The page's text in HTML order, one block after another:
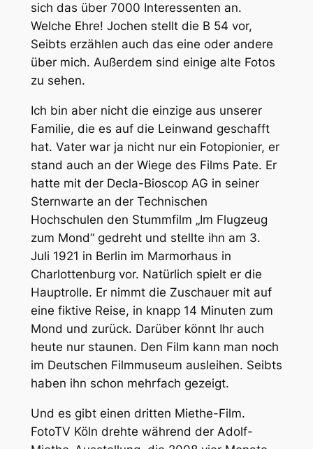
sich das über 7000 Interessenten an.
Welche Ehre! Jochen stellt die B 54 vor,
Seibts erzählen auch das eine oder andere
über mich. Außerdem sind einige alte Fotos
zu sehen.
Ich bin aber nicht die einzige aus unserer
Familie, die es auf die Leinwand geschafft
hat. Vater war ja nicht nur ein Fotopionier, er
stand auch an der Wiege des Films Pate. Er
hatte mit der Decla-Bioscop AG in seiner
Sternwarte an der Technischen
Hochschulen den Stummfilm „Im Flugzeug
zum Mond“ gedreht und stellte ihn am 3.
Juli 1921 in Berlin im Marmorhaus in
Charlottenburg vor. Natürlich spielt er die
Hauptrolle. Er nimmt die Zuschauer mit auf
eine fiktive Reise, in knapp 14 Minuten zum
Mond und zurück. Darüber könnt Ihr auch
heute nur staunen. Den Film kann man noch
im Deutschen Filmmuseum ausleihen. Seibts
haben ihn schon mehrfach gezeigt.
Und es gibt einen dritten Miethe-Film.
FotoTV Köln drehte während der Adolf-